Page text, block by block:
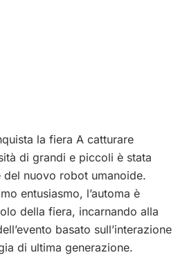
la fiera A catturare
di grandi e piccoli è stata
del nuovo robot umanoide.
entusiasmo, l’automa è
della fiera, incarnando alla
basato sull’interazione
di ultima generazione.